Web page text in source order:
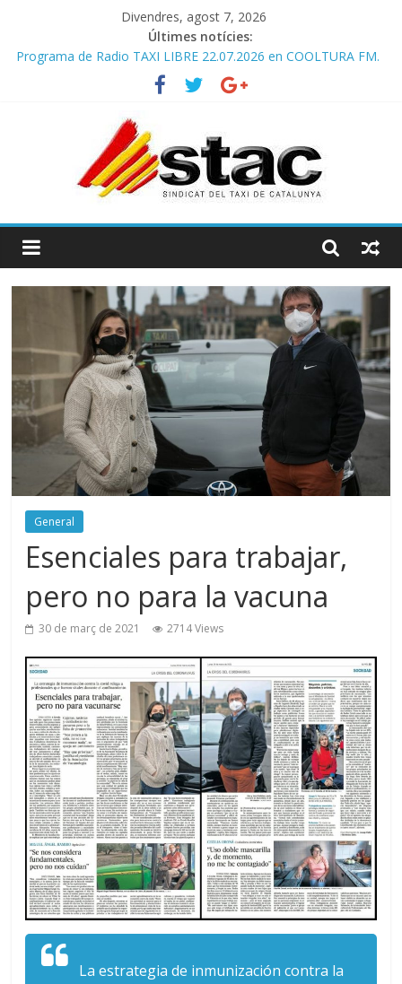
Divendres, agost 7, 2026
Últimes notícies:
Programa de Radio TAXI LIBRE 22.07.2026 en COOLTURA FM.
COMUNICADO CONJUNTO STAC – ATC
Comunicado STAC/ ATC de la reunión con los Mossos d
‘Esquadra del aeropuerto de Barcelona.
Programa de Radio TAXI LIBRE 29.07.2026 en COOLTURA FM.
Edición 386
STAC/ATC SOLICITAN TAULA TÈCNICA PARA MEJORAR LA
General
Esenciales para trabajar,
pero no para la vacuna
30 de març de 2021 2714 Views
La estrategia de inmunización contra la